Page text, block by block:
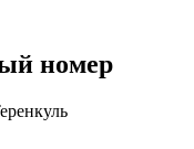
номер